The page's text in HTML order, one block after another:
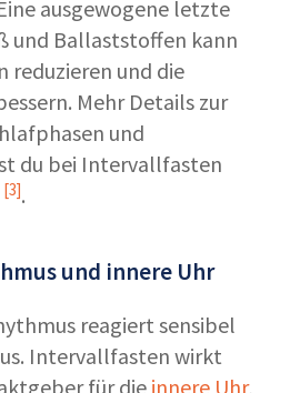
ausgewogene letzte
und Ballaststoffen kann
reduzieren und die
Mehr Details zur
und
du bei Intervallfasten
[3].
und innere Uhr
reagiert sensibel
Intervallfasten wirkt
für die innere Uhr,